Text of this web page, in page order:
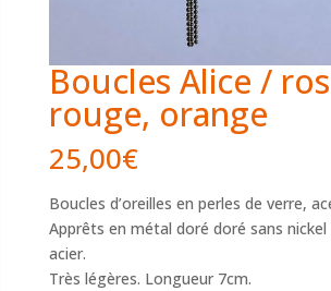
Boucles Alice /
rouge, orange
25,00€
Boucles d’oreilles en perles de verre,
Apprêts en métal doré doré sans
acier.
Très légères. Longueur 7cm.